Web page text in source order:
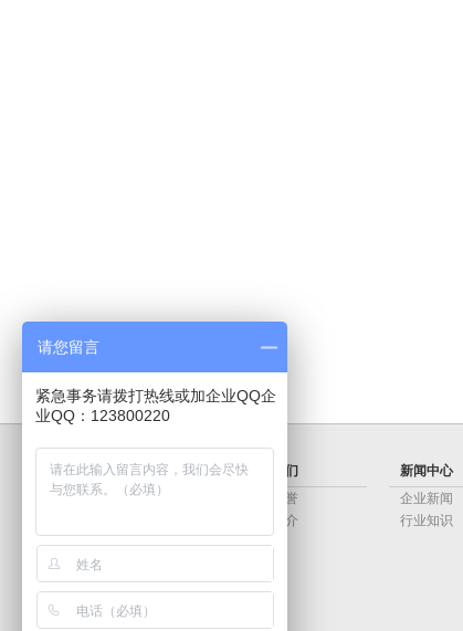
关于我们
资质荣誉
公司简介
新闻中心
企业新闻
行业知识
请您留言
紧急事务请拨打热线或加企业QQ企
业QQ：123800220